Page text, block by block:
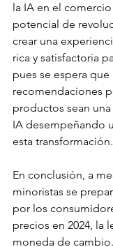
la IA en el
potencial de
crear una
rica y satisfactoria
pues se espera que
recomendaciones
productos sean
IA desempeñando
esta transformación.
En conclusión, a
minoristas se
por los
precios en 2024, la
moneda de